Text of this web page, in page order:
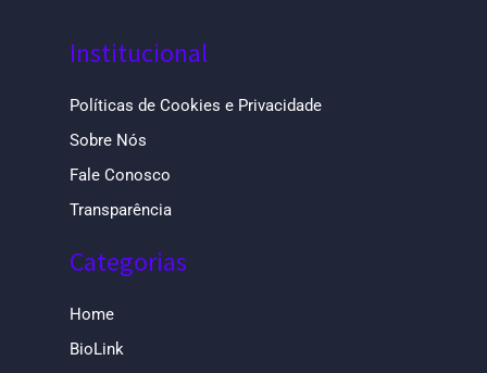
Institucional
Políticas de Cookies e Privacidade
Sobre Nós
Fale Conosco
Transparência
Categorias
Home
BioLink